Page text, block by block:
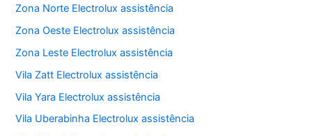
Zona Norte Electrolux assistência
Zona Oeste Electrolux assistência
Zona Leste Electrolux assistência
Vila Zatt Electrolux assistência
Vila Yara Electrolux assistência
Vila Uberabinha Electrolux assistência